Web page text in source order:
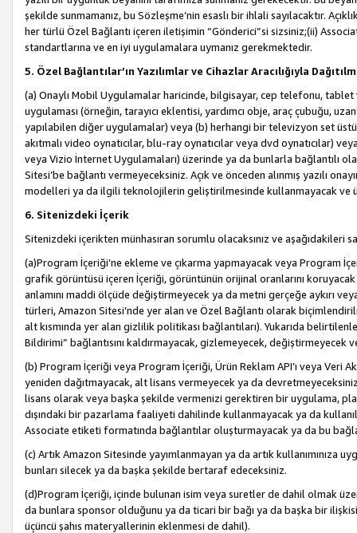
şekilde sunmamanız, bu Sözleşme’nin esaslı bir ihlali sayılacaktır.
her türlü Özel Bağlantı içeren iletişimin “Gönderici”si sizsiniz;(ii)
standartlarına ve en iyi uygulamalara uymanız gerekmektedir.
5. Özel Bağlantılar’ın Yazılımlar ve Cihazlar Aracılığıyla
(a) Onaylı Mobil Uygulamalar haricinde, bilgisayar, cep telefonu,
uygulaması (örneğin, tarayıcı eklentisi, yardımcı obje, araç çubuğu,
yapılabilen diğer uygulamalar) veya (b) herhangi bir televizyon set
akıtmalı video oynatıcılar, blu-ray oynatıcılar veya dvd oynatıcılar)
veya Vizio İnternet Uygulamaları) üzerinde ya da bunlarla bağlantılı
Sitesi’be bağlantı vermeyeceksiniz. Açık ve önceden alınmış yazılı
modelleri ya da ilgili teknolojilerin geliştirilmesinde kullanmayacak ve
6. Sitenizdeki İçerik
Sitenizdeki içerikten münhasıran sorumlu olacaksınız ve aşağıdakileri
(a)Program İçeriği’ne ekleme ve çıkarma yapmayacak veya Program
grafik görüntüsü içeren İçeriği, görüntünün orijinal oranlarını
anlamını maddi ölçüde değiştirmeyecek ya da metni gerçeğe aykırı
türleri, Amazon Sitesi’nde yer alan ve Özel Bağlantı olarak
alt kısmında yer alan gizlilik politikası bağlantıları). Yukarıda
Bildirimi” bağlantısını kaldırmayacak, gizlemeyecek,
(b) Program İçeriği veya Program İçeriği, Ürün Reklam API’ı veya Veri
yeniden dağıtmayacak, alt lisans vermeyecek ya da
lisans olarak veya başka şekilde vermenizi gerektiren bir uygulama,
dışındaki bir pazarlama faaliyeti dahilinde kullanmayacak ya da
Associate etiketi formatında bağlantılar oluşturmayacak ya da bu
(c) Artık Amazon Sitesinde yayımlanmayan ya da artık kullanımınıza
bunları silecek ya da başka şekilde bertaraf edeceksiniz.
(d)Program İçeriği, içinde bulunan isim veya suretler de dahil olmak
da bunlara sponsor olduğunu ya da ticari bir bağı ya da başka bir
üçüncü şahıs materyallerinin eklenmesi de dahil).